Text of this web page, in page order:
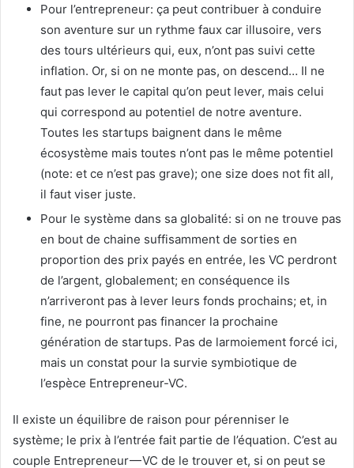
Pour l’entrepreneur: ça peut contribuer à conduire
son aventure sur un rythme faux car illusoire, vers
des tours ultérieurs qui, eux, n’ont pas suivi cette
inflation. Or, si on ne monte pas, on descend… Il ne
faut pas lever le capital qu’on peut lever, mais celui
qui correspond au potentiel de notre aventure.
Toutes les startups baignent dans le même
écosystème mais toutes n’ont pas le même potentiel
(note: et ce n’est pas grave); one size does not fit all,
il faut viser juste.
Pour le système dans sa globalité: si on ne trouve pas
en bout de chaine suffisamment de sorties en
proportion des prix payés en entrée, les VC perdront
de l’argent, globalement; en conséquence ils
n’arriveront pas à lever leurs fonds prochains; et, in
fine, ne pourront pas financer la prochaine
génération de startups. Pas de larmoiement forcé ici,
mais un constat pour la survie symbiotique de
l’espèce Entrepreneur-VC.
Il existe un équilibre de raison pour pérenniser le
système; le prix à l’entrée fait partie de l’équation. C’est au
couple Entrepreneur — VC de le trouver et, si on peut se